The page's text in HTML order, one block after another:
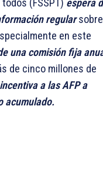
regular
en este
una comisión fija
de cinco millones de
a las AFP a
acumulado.